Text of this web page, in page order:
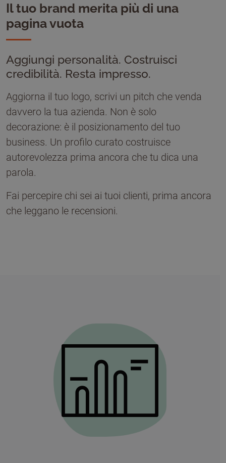
Il tuo brand merita più di una
pagina vuota
Aggiungi personalità. Costruisci
credibilità. Resta impresso.
Aggiorna il tuo logo, scrivi un pitch che venda
davvero la tua azienda. Non è solo
decorazione: è il posizionamento del tuo
business. Un profilo curato costruisce
autorevolezza prima ancora che tu dica una
parola.
Fai percepire chi sei ai tuoi clienti, prima ancora
che leggano le recensioni.